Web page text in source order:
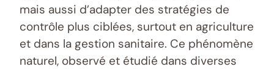
mais aussi d’adapter des stratégies de
contrôle plus ciblées, surtout en agriculture
et dans la gestion sanitaire. Ce phénomène
naturel, observé et étudié dans diverses